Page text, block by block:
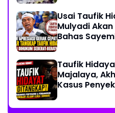
Usai Taufik
Mulyadi
Bahas
Taufik
Majalaya,
Kasus